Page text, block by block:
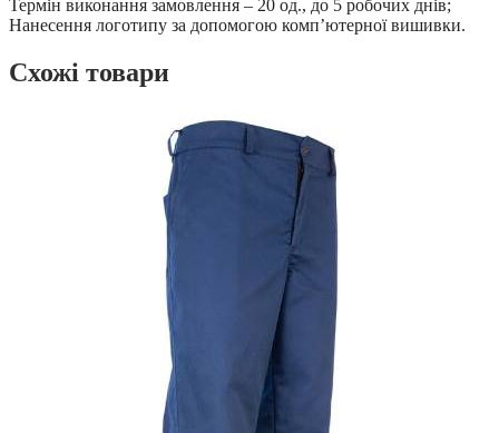
Термін виконання замовлення – 20 од., до 5 робочих днів;
Нанесення логотипу за допомогою комп’ютерної вишивки.
Схожі товари